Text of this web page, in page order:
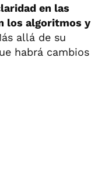
en las
los algoritmos y
allá de su
habrá cambios